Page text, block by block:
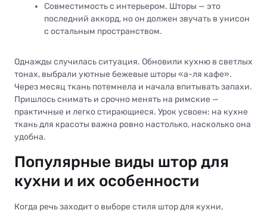
Совместимость с интерьером. Шторы — это
последний аккорд, но он должен звучать в унисон
с остальным пространством.
Однажды случилась ситуация. Обновили кухню в светлых
тонах, выбрали уютные бежевые шторы «а-ля кафе».
Через месяц ткань потемнела и начала впитывать запахи.
Пришлось снимать и срочно менять на римские —
практичные и легко стирающиеся. Урок усвоен: на кухне
ткань для красоты важна ровно настолько, насколько она
удобна.
Популярные виды штор для
кухни и их особенности
Когда речь заходит о выборе стиля штор для кухни,